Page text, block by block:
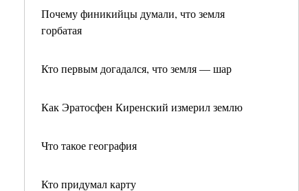
Почему финикийцы думали, что земля
горбатая
Кто первым догадался, что земля — шар
Как Эратосфен Киренский измерил землю
Что такое география
Кто придумал карту